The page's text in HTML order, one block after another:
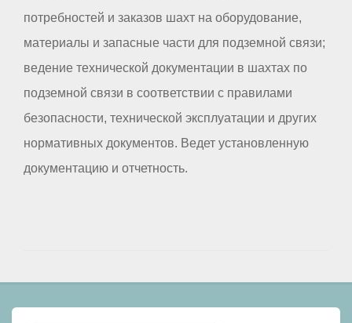
потребностей и заказов шахт на оборудование,
материалы и запасные части для подземной связи;
ведение технической документации в шахтах по
подземной связи в соответствии с правилами
безопасности, технической эксплуатации и других
нормативных документов. Ведет установленную
документацию и отчетность.